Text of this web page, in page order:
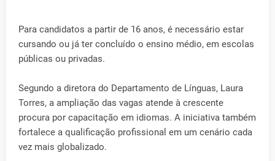
Para candidatos a partir de 16 anos, é necessário estar
cursando ou já ter concluído o ensino médio, em escolas
públicas ou privadas.
Segundo a diretora do Departamento de Línguas, Laura
Torres, a ampliação das vagas atende à crescente
procura por capacitação em idiomas. A iniciativa também
fortalece a qualificação profissional em um cenário cada
vez mais globalizado.